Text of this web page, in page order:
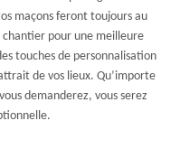
maçons feront toujours au
pour une meilleure
touches de personnalisation
de vos lieux. Qu’importe
demanderez, vous serez